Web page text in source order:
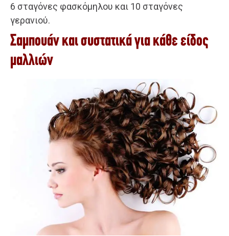
6 σταγόνες φασκόμηλου και 10 σταγόνες
γερανιού.
Σαμπουάν και συστατικά για κάθε είδος
μαλλιών